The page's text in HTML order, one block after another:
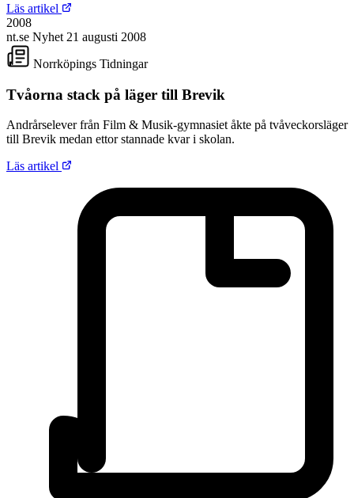
Läs artikel
2008
nt.se Nyhet 21 augusti 2008
Norrköpings Tidningar
Tvåorna stack på läger till Brevik
Andrårselever från Film & Musik-gymnasiet åkte på tvåveckorsläger
till Brevik medan ettor stannade kvar i skolan.
Läs artikel